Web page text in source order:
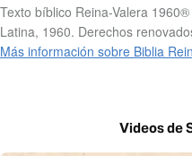
Texto bíblico Reina-Valera
Latina, 1960. Derechos
Más información sobre Biblia
Videos de